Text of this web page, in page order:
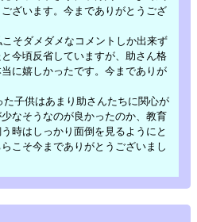
ざいます。今までありがとうござ
そダメダメなコメントしか出来ず
今頃反省していますが、助さん格
に嬉しかったです。今までありが
子供はあまり助さんたちに関心が
なそうなのが良かったのか、教育
時はしっかり面倒を見るようにと
こそ今までありがとうございまし